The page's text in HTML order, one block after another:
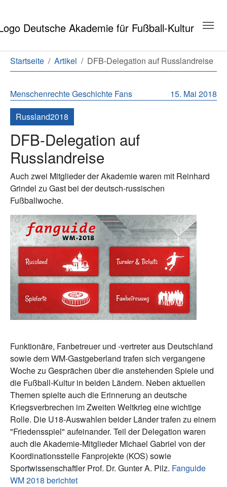
Sie sind hier:
Startseite Artikel DFB-Delegation auf Russlandreise
15. Mai 2018
MenschenrechteGeschichte Fans
Russland2018
DFB-Delegation auf
Russlandreise
Auch zwei Mitglieder der Akademie waren mit Reinhard
Grindel zu Gast bei der deutsch-russischen
Fußballwoche.
Funktionäre, Fanbetreuer und -vertreter aus Deutschland
sowie dem WM-Gastgeberland trafen sich vergangene
Woche zu Gesprächen über die anstehenden Spiele und
die Fußball-Kultur in beiden Ländern. Neben aktuellen
Themen spielte auch die Erinnerung an deutsche
Kriegsverbrechen im Zweiten Weltkrieg eine wichtige
Rolle. Die U18-Auswahlen beider Länder trafen zu einem
"Friedensspiel" aufeinander. Teil der Delegation waren
auch die Akademie-Mitglieder Michael Gabriel von der
Koordinationsstelle Fanprojekte (KOS) sowie
Sportwissenschaftler Prof. Dr. Gunter A. Pilz. Fanguide
WM 2018 berichtet